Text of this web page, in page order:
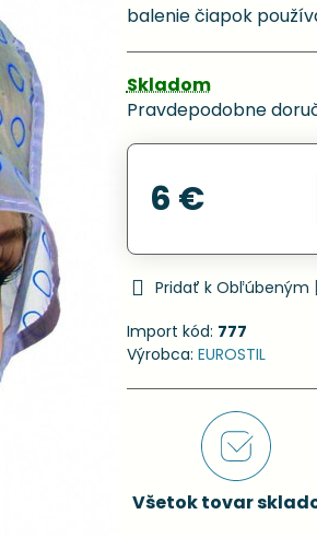
balenie čiapok
Skladom
Pravdepodobne
6 €
Pridať k Obľúbeným
Import kód: 777
Výrobca: EUROSTIL
Všetok tovar